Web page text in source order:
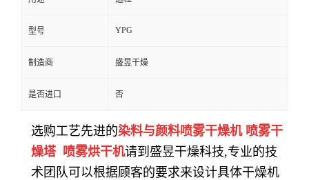
型号 YPG
制造商 盛昱干燥
是否进口 否
选购工艺先进的染料与颜料喷雾干燥机 喷雾干
燥塔 喷雾烘干机请到盛昱干燥科技,专业的技
术团队可以根据顾客的要求来设计具体干燥机